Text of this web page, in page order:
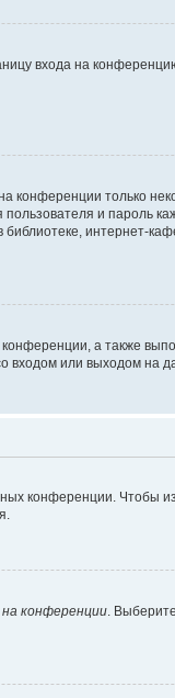
входа на
конференции только
и пароль
интернет-
а также
или выходом на
конференции. Чтобы
конференции . Выберите